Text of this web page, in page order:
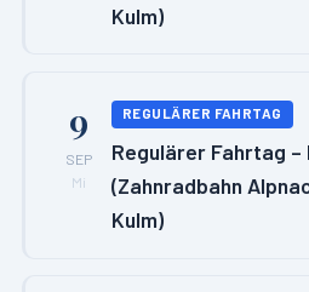
Kulm)
9
SEP
Mi
REGULÄRER FAHRTAG
Regulärer Fahrtag –
(Zahnradbahn
Kulm)